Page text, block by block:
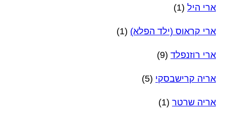
ארי היל (1)
ארי קראוס (ילד הפלא) (1)
ארי רוזנפלד (9)
אריה קרישבסקי (5)
אריה שרטר (1)